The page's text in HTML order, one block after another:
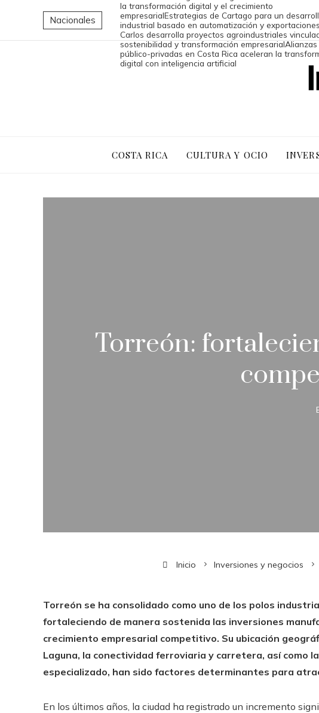
Nacionales
la transformación digital y el crecimiento
empresarialEstrategias de Cartago para un
industrial basado en automatización y exportaciones
Carlos desarrolla proyectos agroindustriales
sostenibilidad y transformación empresarialAlianzas
público-privadas en Costa Rica aceleran la
digital con inteligencia artificial
COSTA RICA CULTURA Y OCIO
Torreón:
Inicio Inversiones y negocios
Torreón se ha consolidado como uno de los polos
fortaleciendo de manera sostenida las inversiones
crecimiento empresarial competitivo. Su ubicación
Laguna, la conectividad ferroviaria y carretera, así como
especializado, han sido factores determinantes para
En los últimos años, la ciudad ha registrado un incremento